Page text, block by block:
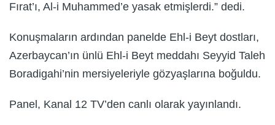
Fırat’ı, Al-i Muhammed’e yasak etmişlerdi.” dedi.
Konuşmaların ardından panelde Ehl-i Beyt dostları,
Azerbaycan’ın ünlü Ehl-i Beyt meddahı Seyyid Taleh
Boradigahi’nin mersiyeleriyle gözyaşlarına boğuldu.
Panel, Kanal 12 TV’den canlı olarak yayınlandı.